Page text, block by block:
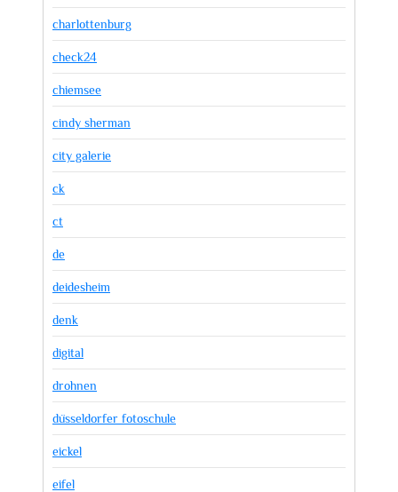
charlottenburg
check24
chiemsee
cindy sherman
city galerie
ck
ct
de
deidesheim
denk
digital
drohnen
düsseldorfer fotoschule
eickel
eifel